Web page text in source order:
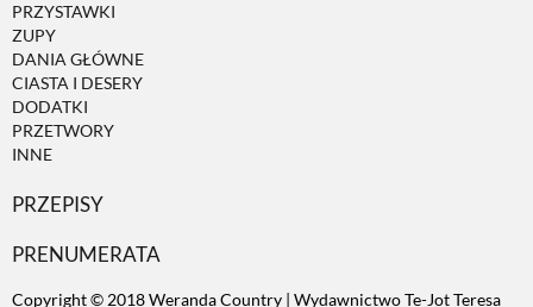
PRZYSTAWKI
ZUPY
DANIA GŁÓWNE
CIASTA I DESERY
DODATKI
PRZETWORY
INNE
PRZEPISY
PRENUMERATA
Copyright © 2018 Weranda Country | Wydawnictwo Te-Jot Teresa